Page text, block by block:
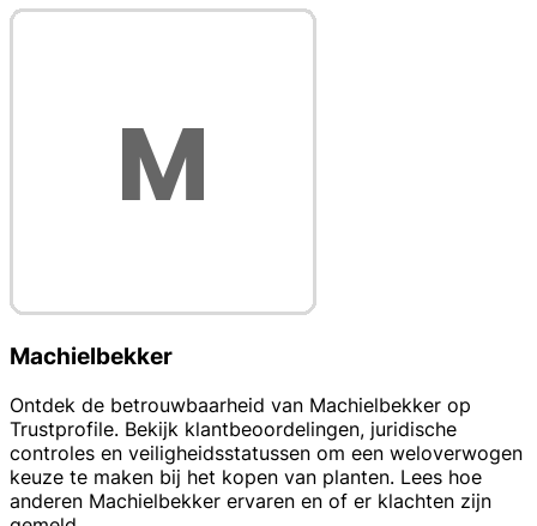
Machielbekker
Ontdek de betrouwbaarheid van Machielbekker op
Trustprofile. Bekijk klantbeoordelingen, juridische
controles en veiligheidsstatussen om een weloverwogen
keuze te maken bij het kopen van planten. Lees hoe
anderen Machielbekker ervaren en of er klachten zijn